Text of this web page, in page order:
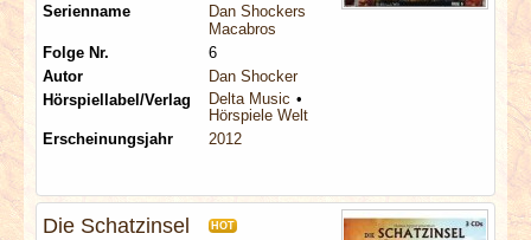
Serienname
Dan Shockers
Macabros
Folge Nr.
6
Autor
Dan Shocker
Hörspiellabel/Verlag
Delta Music
Hörspiele Welt
Erscheinungsjahr
2012
Die Schatzinsel HOT